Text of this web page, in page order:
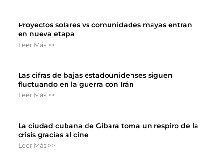
Proyectos solares vs comunidades mayas entran
en nueva etapa
Leer Más >>
Las cifras de bajas estadounidenses siguen
fluctuando en la guerra con Irán
Leer Más >>
La ciudad cubana de Gibara toma un respiro de la
crisis gracias al cine
Leer Más >>